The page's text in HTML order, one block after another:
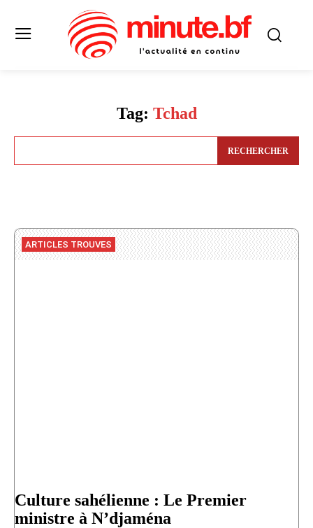
Tag: Tchad
RECHERCHER
ARTICLES TROUVES
Culture sahélienne : Le Premier
ministre à N’djaména